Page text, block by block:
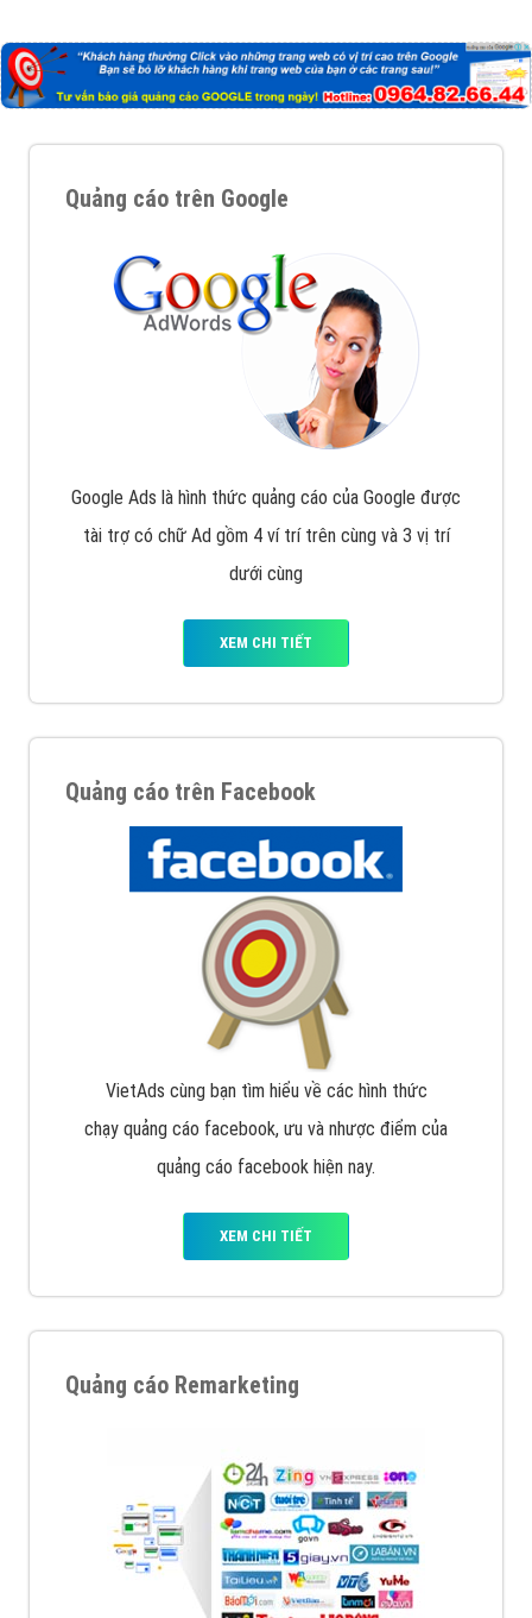
Quảng cáo trên Google
Google Ads là hình thức quảng cáo của Google được
tài trợ có chữ Ad gồm 4 ví trí trên cùng và 3 vị trí
dưới cùng
XEM CHI TIẾT
Quảng cáo trên Facebook
VietAds cùng bạn tìm hiểu về các hình thức
chạy quảng cáo facebook, ưu và nhược điểm của
quảng cáo facebook hiện nay.
XEM CHI TIẾT
Quảng cáo Remarketing